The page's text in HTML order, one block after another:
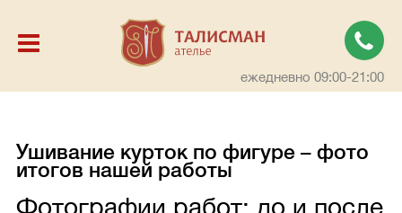
ежедневно 09:00-21:00
Ушивание курток по фигуре – фото
итогов нашей работы
Фотографии работ: до и после